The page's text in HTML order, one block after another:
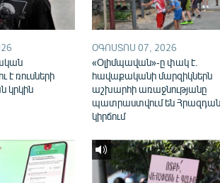
է ռուսների
կրկին
ՕԳՈՍՏՈՍ 07, 2026
«Օլիմպավան»-ը փակ է.
հավաքականի մարզիկներն
աշխարհի առաջնությանը
պատրաստվում են
կիրճում